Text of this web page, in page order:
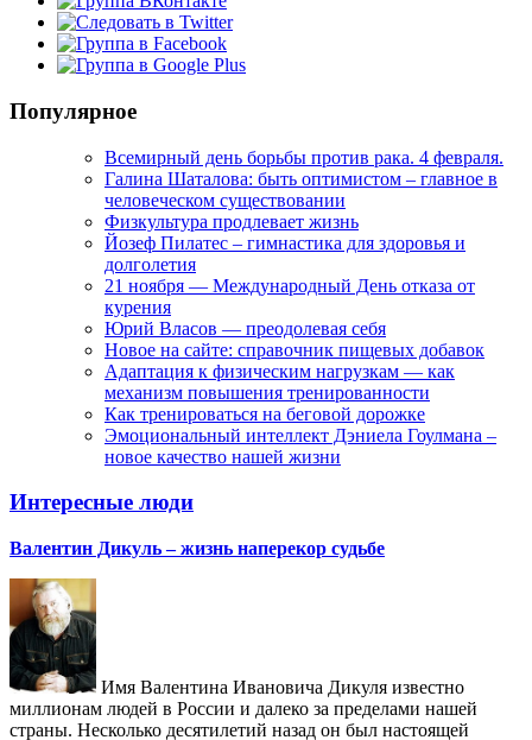
Популярное
Всемирный день борьбы против рака. 4 февраля.
Галина Шаталова: быть оптимистом – главное в
человеческом существовании
Физкультура продлевает жизнь
Йозеф Пилатес – гимнастика для здоровья и
долголетия
21 ноября — Международный День отказа от
курения
Юрий Власов — преодолевая себя
Новое на сайте: справочник пищевых добавок
Адаптация к физическим нагрузкам — как
механизм повышения тренированности
Как тренироваться на беговой дорожке
Эмоциональный интеллект Дэниела Гоулмана –
новое качество нашей жизни
Интересные люди
Валентин Дикуль – жизнь наперекор судьбе
Имя Валентина Ивановича Дикуля известно
миллионам людей в России и далеко за пределами нашей
страны. Несколько десятилетий назад он был настоящей